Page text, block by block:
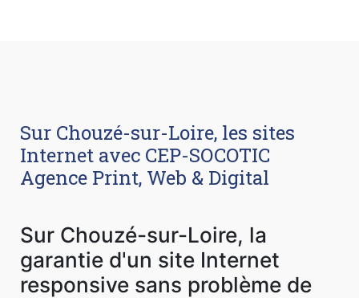
Sur Chouzé-sur-Loire, les sites
Internet avec CEP-SOCOTIC
Agence Print, Web & Digital
Sur Chouzé-sur-Loire, la
garantie d'un site Internet
responsive sans problème de